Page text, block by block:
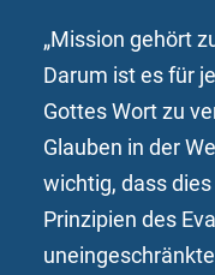
„Mission gehört
Darum ist es für
Gottes Wort zu
Glauben in der
wichtig, dass
Prinzipien des